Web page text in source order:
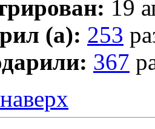
19
(а): 253
367